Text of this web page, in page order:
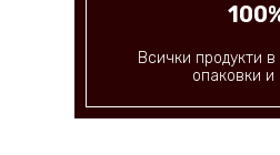
Всички продукти
опаковки и